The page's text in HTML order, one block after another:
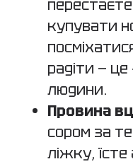
купувати
радіти —
людини.
Провина
сором за
ліжку,